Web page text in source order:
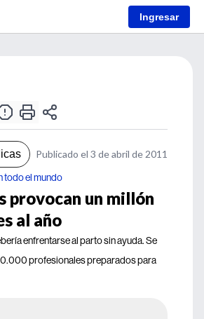
Ingresar
Publicado el 3 de abril de 2011
todo el mundo
provocan un millón
al año
enfrentarse al parto sin ayuda. Se
profesionales preparados para